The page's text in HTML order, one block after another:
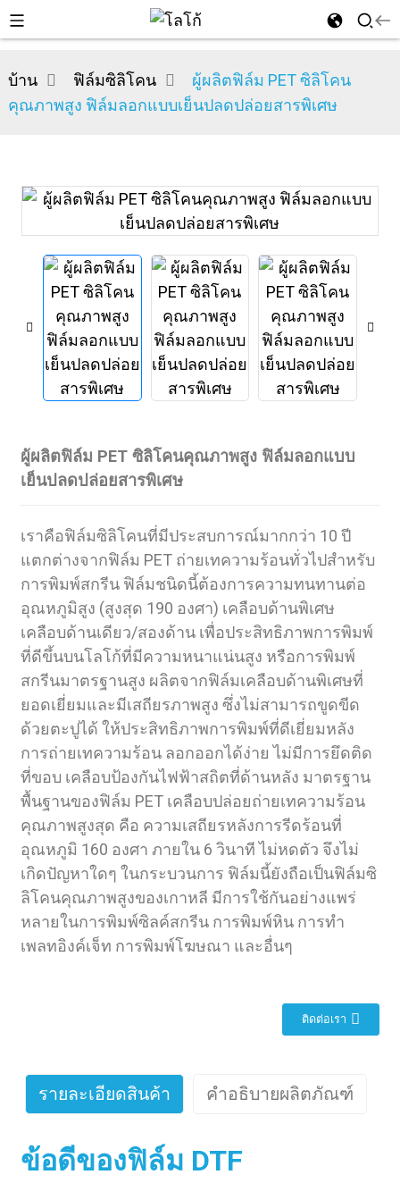
บ้าน ฟิล์มซิลิโคน
ผู้ผลิตฟิล์ม PET ซิลิโคน
คุณภาพสูง ฟิล์มลอกแบบเย็นปลดปล่อยสารพิเศษ
ผู้ผลิตฟิล์ม PET ซิลิโคนคุณภาพสูง ฟิล์มลอกแบบ
เย็นปลดปล่อยสารพิเศษ
เราคือฟิล์มซิลิโคนที่มีประสบการณ์มากกว่า 10 ปี
แตกต่างจากฟิล์ม PET ถ่ายเทความร้อนทั่วไปสำหรับ
การพิมพ์สกรีน ฟิล์มชนิดนี้ต้องการความทนทานต่อ
อุณหภูมิสูง (สูงสุด 190 องศา) เคลือบด้านพิเศษ
เคลือบด้านเดียว/สองด้าน เพื่อประสิทธิภาพการพิมพ์
ที่ดีขึ้นบนโลโก้ที่มีความหนาแน่นสูง หรือการพิมพ์
สกรีนมาตรฐานสูง ผลิตจากฟิล์มเคลือบด้านพิเศษที่
ยอดเยี่ยมและมีเสถียรภาพสูง ซึ่งไม่สามารถขูดขีด
ด้วยตะปูได้ ให้ประสิทธิภาพการพิมพ์ที่ดีเยี่ยมหลัง
การถ่ายเทความร้อน ลอกออกได้ง่าย ไม่มีการยึดติด
ที่ขอบ เคลือบป้องกันไฟฟ้าสถิตที่ด้านหลัง มาตรฐาน
พื้นฐานของฟิล์ม PET เคลือบปล่อยถ่ายเทความร้อน
คุณภาพสูงสุด คือ ความเสถียรหลังการรีดร้อนที่
อุณหภูมิ 160 องศา ภายใน 6 วินาที ไม่หดตัว จึงไม่
เกิดปัญหาใดๆ ในกระบวนการ ฟิล์มนี้ยังถือเป็นฟิล์มซิ
ลิโคนคุณภาพสูงของเกาหลี มีการใช้กันอย่างแพร่
หลายในการพิมพ์ซิลค์สกรีน การพิมพ์หิน การทำ
เพลทอิงค์เจ็ท การพิมพ์โฆษณา และอื่นๆ
ติดต่อเรา
รายละเอียดสินค้า คำอธิบายผลิตภัณฑ์
ข้อดีของฟิล์ม DTF